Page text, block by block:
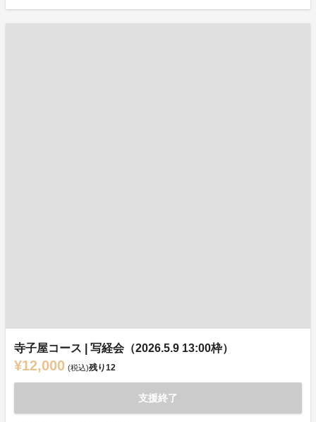
寺子屋コース | 写経会（2026.5.9 13:00枠）
¥12,000 (税込)残り12
支援終了